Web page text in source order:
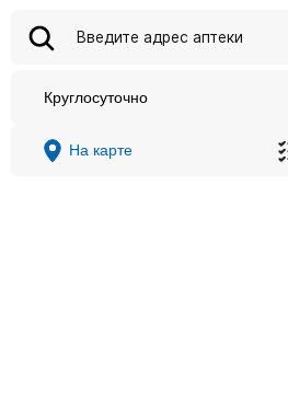
Круглосуточно
На карте